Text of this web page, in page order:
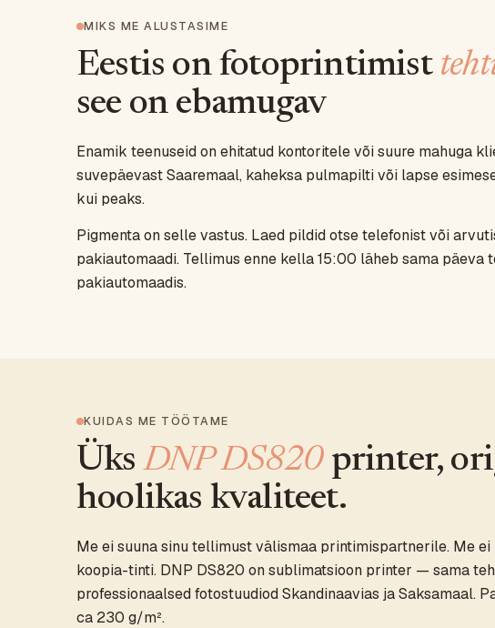
MIKS ME ALUSTASIME
Eestis on fotoprintimist
see on ebamugav
Enamik teenuseid on ehitatud kontoritele või suure mahuga
suvepäevast Saaremaal, kaheksa pulmapilti või lapse
kui peaks.
Pigmenta on selle vastus. Laed pildid otse telefonist või
pakiautomaadi. Tellimus enne kella 15:00 läheb sama päeva
pakiautomaadis.
KUIDAS ME TÖÖTAME
ÜksDNP DS820printer,
hoolikas kvaliteet.
Me ei suuna sinu tellimust välismaa printimispartnerile. Me
koopia-tinti. DNP DS820 on sublimatsioon printer — sama
professionaalsed fotostuudiod Skandinaavias ja Saksamaal.
ca 230 g/m².